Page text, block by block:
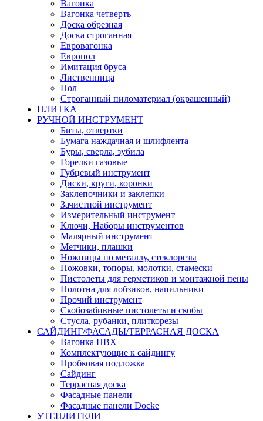
Вагонка
Вагонка четверть
Доска обрезная
Доска строганная
Евровагонка
Европол
Имитация бруса
Лиственница
Пол
Строганный пиломатериал (окрашенный)
ПЛИТКА
РУЧНОЙ ИНСТРУМЕНТ
Биты, отвертки
Бумага наждачная и шлифлента
Буры, сверла, зубила
Горелки газовые
Губцевый инструмент
Диски, круги, коронки
Заклепочники и заклепки
Зачистной инструмент
Измерительный инструмент
Ключи, Наборы инструментов
Малярный инструмент
Метчики, плашки
Ножницы по металлу, стеклорезы
Ножовки, топоры, молотки, стамески
Пистолеты для герметиков и монтажной пены
Полотна для лобзиков, напильники
Прочий инструмент
Скобозабивные пистолеты и скобы
Стусла, рубанки, плиткорезы
САЙДИНГ/ФАСАДЫ/ТЕРРАСНАЯ ДОСКА
Вагонка ПВХ
Комплектующие к сайдингу
Пробковая подложка
Сайдинг
Террасная доска
Фасадные панели
Фасадные панели Docke
УТЕПЛИТЕЛИ